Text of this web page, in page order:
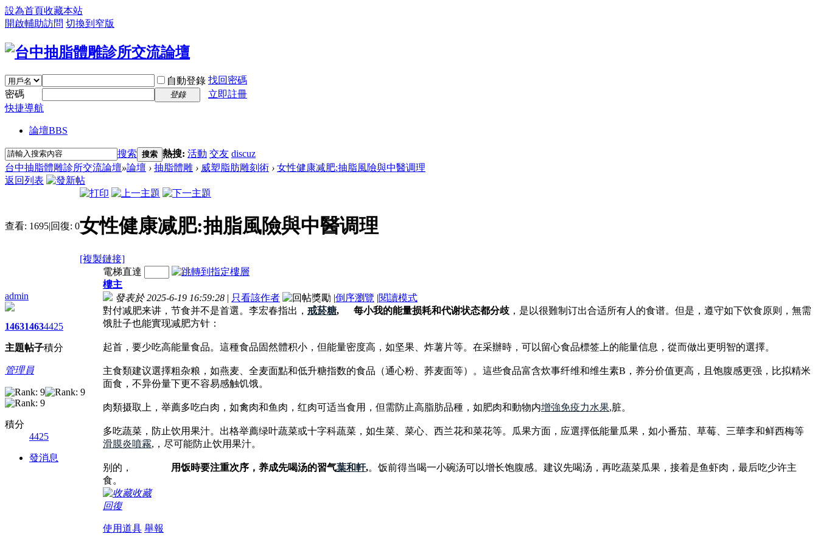
設為首頁收藏本站
開啟輔助訪問 切換到窄版
自動登錄 找回密碼
密碼
登錄
立即註冊
快捷導航
論壇BBS
搜索 搜索 熱搜: 活動 交友 discuz
台中抽脂體雕診所交流論壇»論壇 › 抽脂體雕 › 威塑脂肪雕刻術 › 女性健康减肥:抽脂風險與中醫调理
返回列表
查看: 1695|回復: 0女性健康减肥:抽脂風險與中醫调理
[複製鏈接]
admin
1463
主題
1463
帖子
4425
積分
管理員
積分
4425
發消息
電梯直達
樓主
發表於 2025-6-19 16:59:28 | 只看該作者 |倒序瀏覽 |閱讀模式
對付减肥来讲，节食并不是首選。李宏春指出， 戒菸糖, 每小我的能量损耗和代谢状态都分歧 ，是以很難制订出合适所有人的食谱。但是，遵守如下饮食原则，無需
饿肚子也能實现减肥方针：
起首，要少吃高能量食品。這種食品固然體积小，但能量密度高，如坚果、炸薯片等。在采辦時，可以留心食品標签上的能量信息，從而做出更明智的選擇。
主食類建议選擇粗杂粮，如燕麦、全麦面點和低升糖指数的食品（通心粉、荞麦面等）。這些食品富含炊事纤维和维生素B，养分价值更高，且饱腹感更强，比拟精米
面食，不异份量下更不容易感触饥饿。
肉類摄取上，举薦多吃白肉，如禽肉和鱼肉，红肉可适当食用，但需防止高脂肪品種，如肥肉和動物内增強免疫力水果,脏。
多吃蔬菜，防止饮用果汁。出格举薦绿叶蔬菜或十字科蔬菜，如生菜、菜心、西兰花和菜花等。瓜果方面，应選擇低能量瓜果，如小番茄、草莓、三華李和鲜西梅等
滑膜炎噴霧,，尽可能防止饮用果汁。
别的， 用饭時要注重次序，养成先喝汤的習气葉和軒,。饭前得当喝一小碗汤可以增长饱腹感。建议先喝汤，再吃蔬菜瓜果，接着是鱼虾肉，最后吃少许主
食。
收藏
回復
使用道具 舉報